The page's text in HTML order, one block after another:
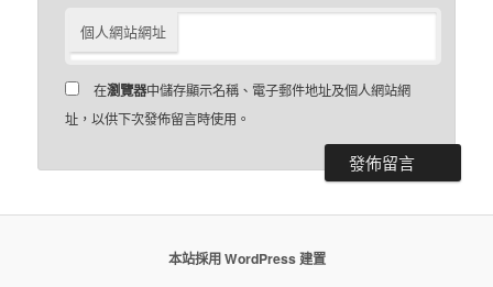
個人網站網址
在瀏覽器中儲存顯示名稱、電子郵件地址及個人網站網
址，以供下次發佈留言時使用。
本站採用 WordPress 建置